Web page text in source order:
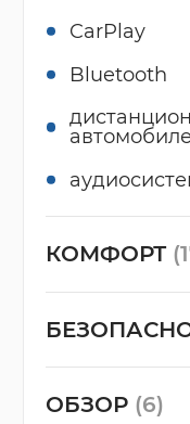
CarPlay
Bluetooth
КОМФОРТ
ОБЗОР (6)